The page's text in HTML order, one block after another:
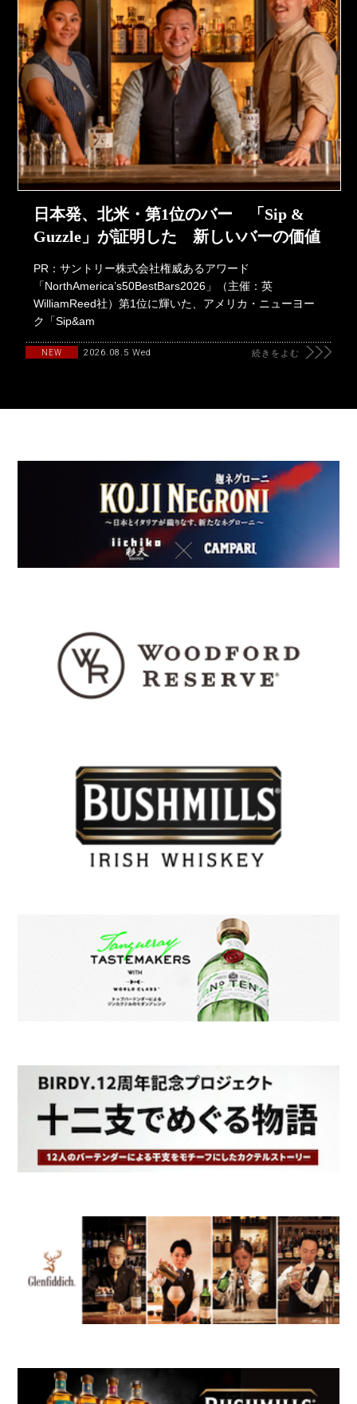
日本発、北米・第1位のバー 「Sip &
Guzzle」が証明した 新しいバーの価値
PR：サントリー株式会社権威あるアワード
「NorthAmerica’s50BestBars2026」（主催：英
WilliamReed社）第1位に輝いた、アメリカ・ニューヨー
ク「Sip&am
NEW 2026.08.5 Wed 続きをよむ